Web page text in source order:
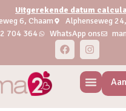
Uitgerekende datum
6, Chaam
Alphenseweg
704 364
WhatsApp ons